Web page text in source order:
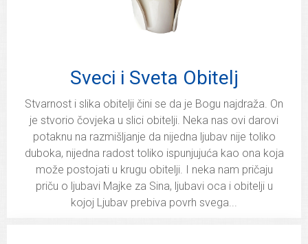
Sveci i Sveta Obitelj
Stvarnost i slika obitelji čini se da je Bogu najdraža. On
je stvorio čovjeka u slici obitelji. Neka nas ovi darovi
potaknu na razmišljanje da nijedna ljubav nije toliko
duboka, nijedna radost toliko ispunjujuća kao ona koja
može postojati u krugu obitelji. I neka nam pričaju
priču o ljubavi Majke za Sina, ljubavi oca i obitelji u
kojoj Ljubav prebiva povrh svega...